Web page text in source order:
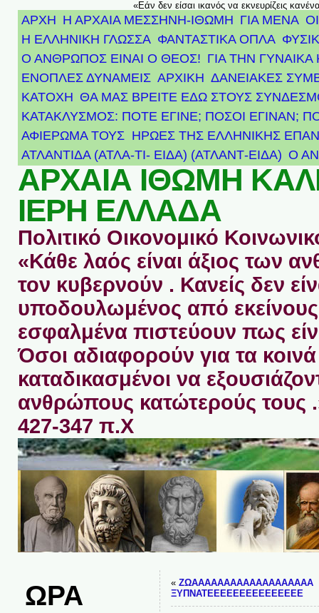
«Εάν δεν είσαι ικανός να εκνευρίζεις
ΑΡΧΗ Η ΑΡΧΑΙΑ ΜΕΣΣΗΝΗ-ΙΘΩΜΗ ΓΙΑ ΜΕΝΑ
Η ΕΛΛΗΝΙΚΗ ΓΛΩΣΣΑ ΦΑΝΤΑΣΤΙΚΑ ΟΠΛΑ
Ο ΑΝΘΡΩΠΟΣ ΕΙΝΑΙ Ο ΘΕΟΣ! ΓΙΑ ΤΗΝ ΓΥΝΑΙΚΑ
ΕΝΟΠΛΕΣ ΔΥΝΑΜΕΙΣ ΑΡΧΙΚΉ ΔΑΝΕΙΑΚΕΣ
ΚΑΤΟΧΗ ΘΑ ΜΑΣ ΒΡΕΙΤΕ ΕΔΩ ΣΤΟΥΣ
ΚΑΤΑΚΛΥΣΜΟΣ: ΠΟΤΕ ΕΓΙΝΕ; ΠΟΣΟΙ ΕΓΙΝΑΝ;
ΑΦΙΈΡΩΜΑ ΤΟΥΣ ΉΡΩΕΣ ΤΗΣ ΕΛΛΗΝΙΚΉΣ
ΑΤΛΑΝΤΊΔΑ (ΑΤΛΑ-ΤΙ- ΕΙΔΑ) (ΑΤΛΑΝΤ-ΕΙΔΑ) Ο
ΑΡΧΑΙΑ ΙΘΩΜΗ
ΙΕΡΗ ΕΛΛΑΔΑ
Πολιτικό Οικονομικό
«Κάθε λαός είναι άξιος των
τον κυβερνούν . Κανείς δεν
υποδουλωμένος από
εσφαλμένα πιστεύουν πως
Όσοι αδιαφορούν για τα κοινά
καταδικασμένοι να
ανθρώπους κατώτερούς τους
427-347 π.Χ
ΩΡΑ
« ΖΩΑΑΑΑΑΑΑΑΑΑΑΑΑΑΑΑΑΑΑ
ΞΥΠΝΑΤΕΕΕΕΕΕΕΕΕΕΕΕΕΕΕ